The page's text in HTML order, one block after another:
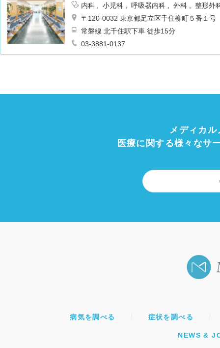
内科 小児科 呼吸器内科 外科
整形外
ギー科
リハビリテーション 乳腺外科
〒120-0032 東京都足立区千住柳町５番１号
常磐線 北千住駅下車 徒歩15分
03-3881-0137
メディカ
医療に関する様々なサ
病気を調べる 症状を調べる
NEWS &